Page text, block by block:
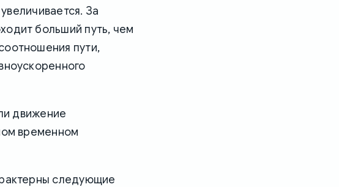
За
больший путь, чем
пути,
движение
временном
следующие